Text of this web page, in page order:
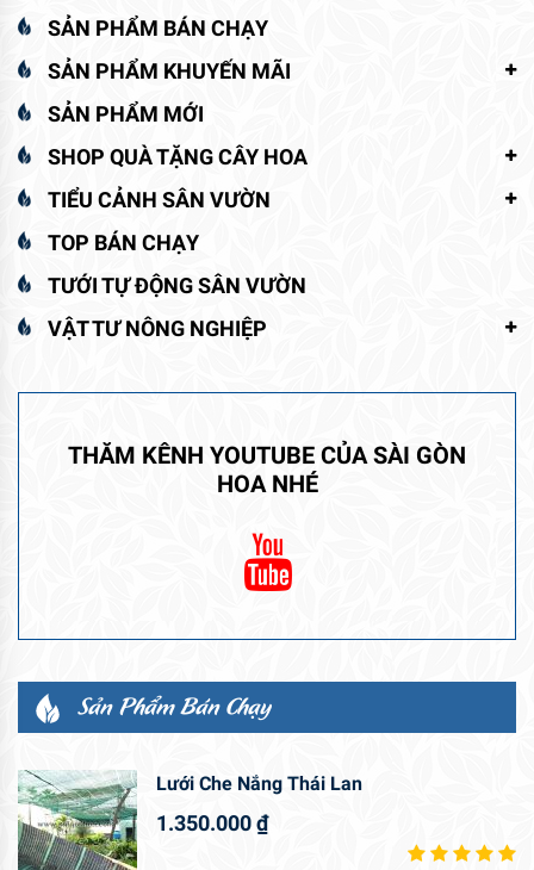
SẢN PHẨM BÁN CHẠY
SẢN PHẨM KHUYẾN MÃI
SẢN PHẨM MỚI
SHOP QUÀ TẶNG CÂY HOA
TIỂU CẢNH SÂN VƯỜN
TOP BÁN CHẠY
TƯỚI TỰ ĐỘNG SÂN VƯỜN
VẬT TƯ NÔNG NGHIỆP
THĂM KÊNH YOUTUBE CỦA SÀI GÒN
HOA NHÉ
Sản Phẩm Bán Chạy
Lưới Che Nắng Thái Lan
1.350.000₫